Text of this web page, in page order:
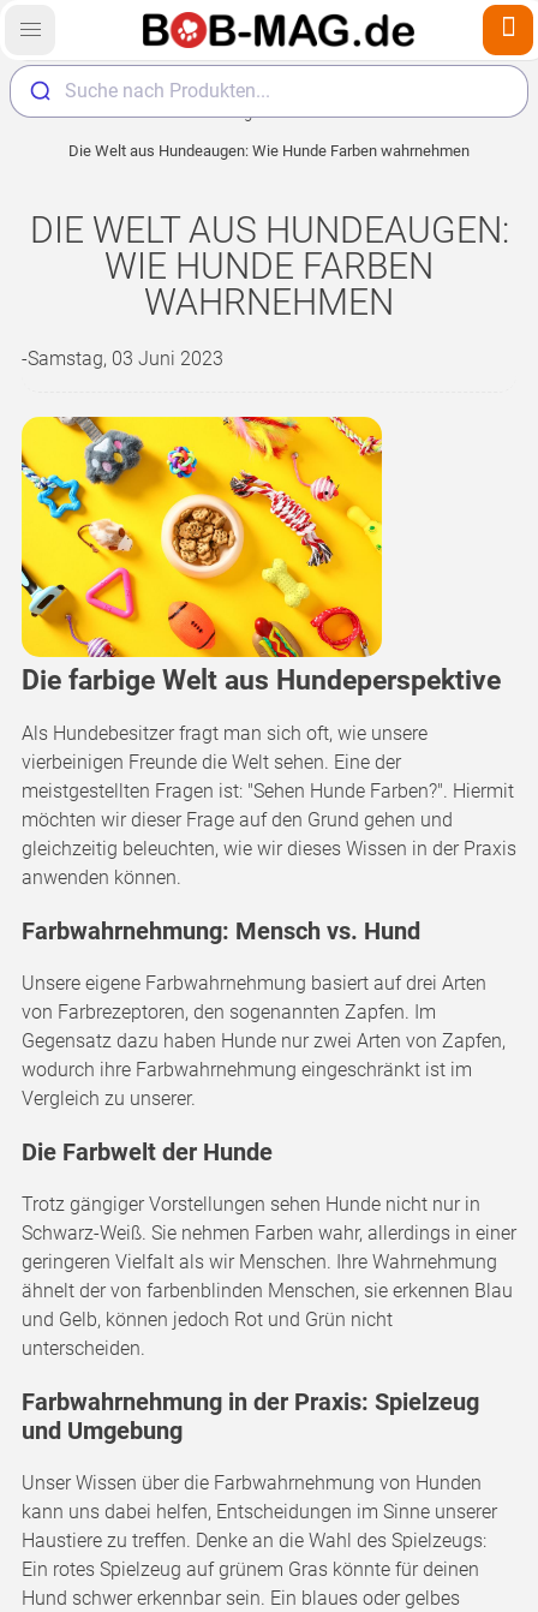
Suche nach Produkten...
Home Magazin Hunde
Die Welt aus Hundeaugen: Wie Hunde Farben wahrnehmen
DIE WELT AUS HUNDEAUGEN:
WIE HUNDE FARBEN
WAHRNEHMEN
-Samstag, 03 Juni 2023
Die farbige Welt aus Hundeperspektive
Als Hundebesitzer fragt man sich oft, wie unsere
vierbeinigen Freunde die Welt sehen. Eine der
meistgestellten Fragen ist: "Sehen Hunde Farben?". Hiermit
möchten wir dieser Frage auf den Grund gehen und
gleichzeitig beleuchten, wie wir dieses Wissen in der Praxis
anwenden können.
Farbwahrnehmung: Mensch vs. Hund
Unsere eigene Farbwahrnehmung basiert auf drei Arten
von Farbrezeptoren, den sogenannten Zapfen. Im
Gegensatz dazu haben Hunde nur zwei Arten von Zapfen,
wodurch ihre Farbwahrnehmung eingeschränkt ist im
Vergleich zu unserer.
Die Farbwelt der Hunde
Trotz gängiger Vorstellungen sehen Hunde nicht nur in
Schwarz-Weiß. Sie nehmen Farben wahr, allerdings in einer
geringeren Vielfalt als wir Menschen. Ihre Wahrnehmung
ähnelt der von farbenblinden Menschen, sie erkennen Blau
und Gelb, können jedoch Rot und Grün nicht
unterscheiden.
Farbwahrnehmung in der Praxis: Spielzeug
und Umgebung
Unser Wissen über die Farbwahrnehmung von Hunden
kann uns dabei helfen, Entscheidungen im Sinne unserer
Haustiere zu treffen. Denke an die Wahl des Spielzeugs:
Ein rotes Spielzeug auf grünem Gras könnte für deinen
Hund schwer erkennbar sein. Ein blaues oder gelbes